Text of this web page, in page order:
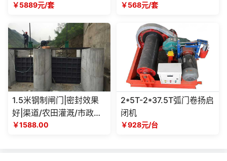
￥5889元/套 ￥568元/套
1.5米钢制闸门|密封效果
好|渠道/农田灌溉/市政水
利工程
￥1588.00
2*5T-2*37.5T弧门卷扬启
闭机
￥928元/台